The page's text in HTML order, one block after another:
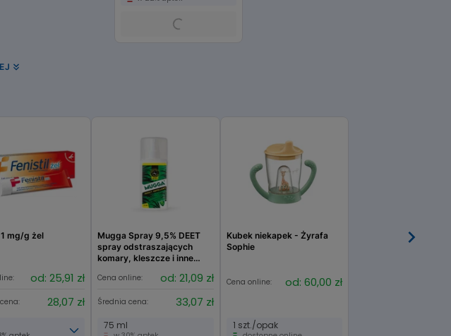
mg/g żel
od: 25,91 zł
28,07 zł
Mugga Spray 9,5% DEET
spray odstraszających
komary, kleszcze i inne
Cena online: od: 21,09 zł
Średnia cena: 33,07 zł
75 ml
Kubek niekapek - Żyrafa
Sophie
Cena online: od: 60,00 zł
1 szt./opak